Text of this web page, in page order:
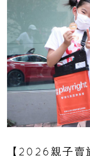
【2026親子